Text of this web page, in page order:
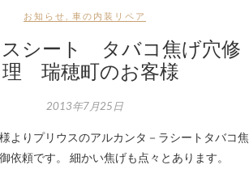
お知らせ ,車の内装リペア
シート タバコ焦げ穴修
理 瑞穂町のお客様
2013年7月25日
よりプリウスのアルカンタ－ラシートタバコ焦
依頼です。 細かい焦げも点々とあります。